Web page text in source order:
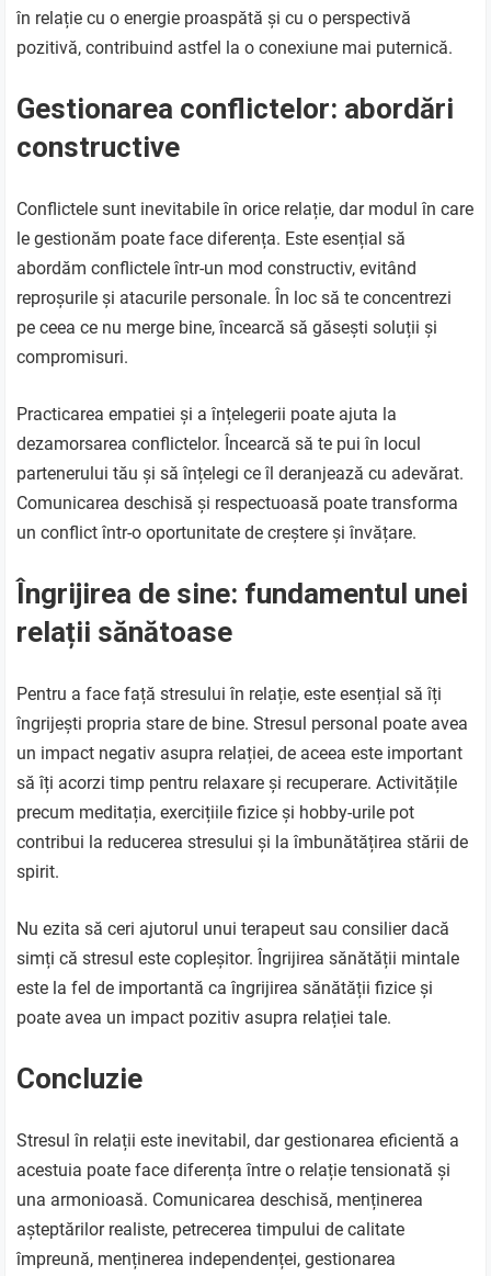
în relație cu o energie proaspătă și cu o perspectivă
pozitivă, contribuind astfel la o conexiune mai puternică.
Gestionarea conflictelor: abordări
constructive
Conflictele sunt inevitabile în orice relație, dar modul în care
le gestionăm poate face diferența. Este esențial să
abordăm conflictele într-un mod constructiv, evitând
reproșurile și atacurile personale. În loc să te concentrezi
pe ceea ce nu merge bine, încearcă să găsești soluții și
compromisuri.
Practicarea empatiei și a înțelegerii poate ajuta la
dezamorsarea conflictelor. Încearcă să te pui în locul
partenerului tău și să înțelegi ce îl deranjează cu adevărat.
Comunicarea deschisă și respectuoasă poate transforma
un conflict într-o oportunitate de creștere și învățare.
Îngrijirea de sine: fundamentul unei
relații sănătoase
Pentru a face față stresului în relație, este esențial să îți
îngrijești propria stare de bine. Stresul personal poate avea
un impact negativ asupra relației, de aceea este important
să îți acorzi timp pentru relaxare și recuperare. Activitățile
precum meditația, exercițiile fizice și hobby-urile pot
contribui la reducerea stresului și la îmbunătățirea stării de
spirit.
Nu ezita să ceri ajutorul unui terapeut sau consilier dacă
simți că stresul este copleșitor. Îngrijirea sănătății mintale
este la fel de importantă ca îngrijirea sănătății fizice și
poate avea un impact pozitiv asupra relației tale.
Concluzie
Stresul în relații este inevitabil, dar gestionarea eficientă a
acestuia poate face diferența între o relație tensionată și
una armonioasă. Comunicarea deschisă, menținerea
așteptărilor realiste, petrecerea timpului de calitate
împreună, menținerea independenței, gestionarea